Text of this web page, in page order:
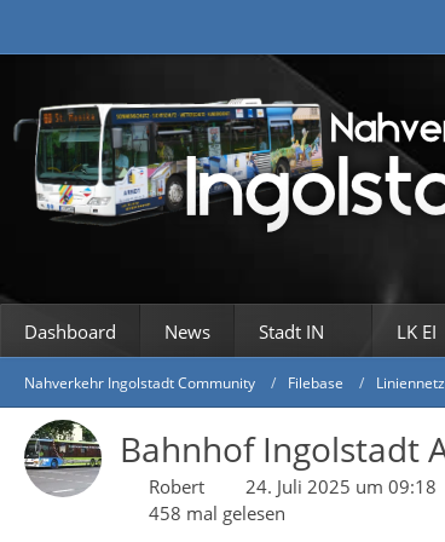
Dashboard News Stadt IN LK EI
Nahverkehr Ingolstadt Community Filebase
Bahnhof Ingolstadt
Robert 24. Juli 2025 um 09:18
458 mal gelesen